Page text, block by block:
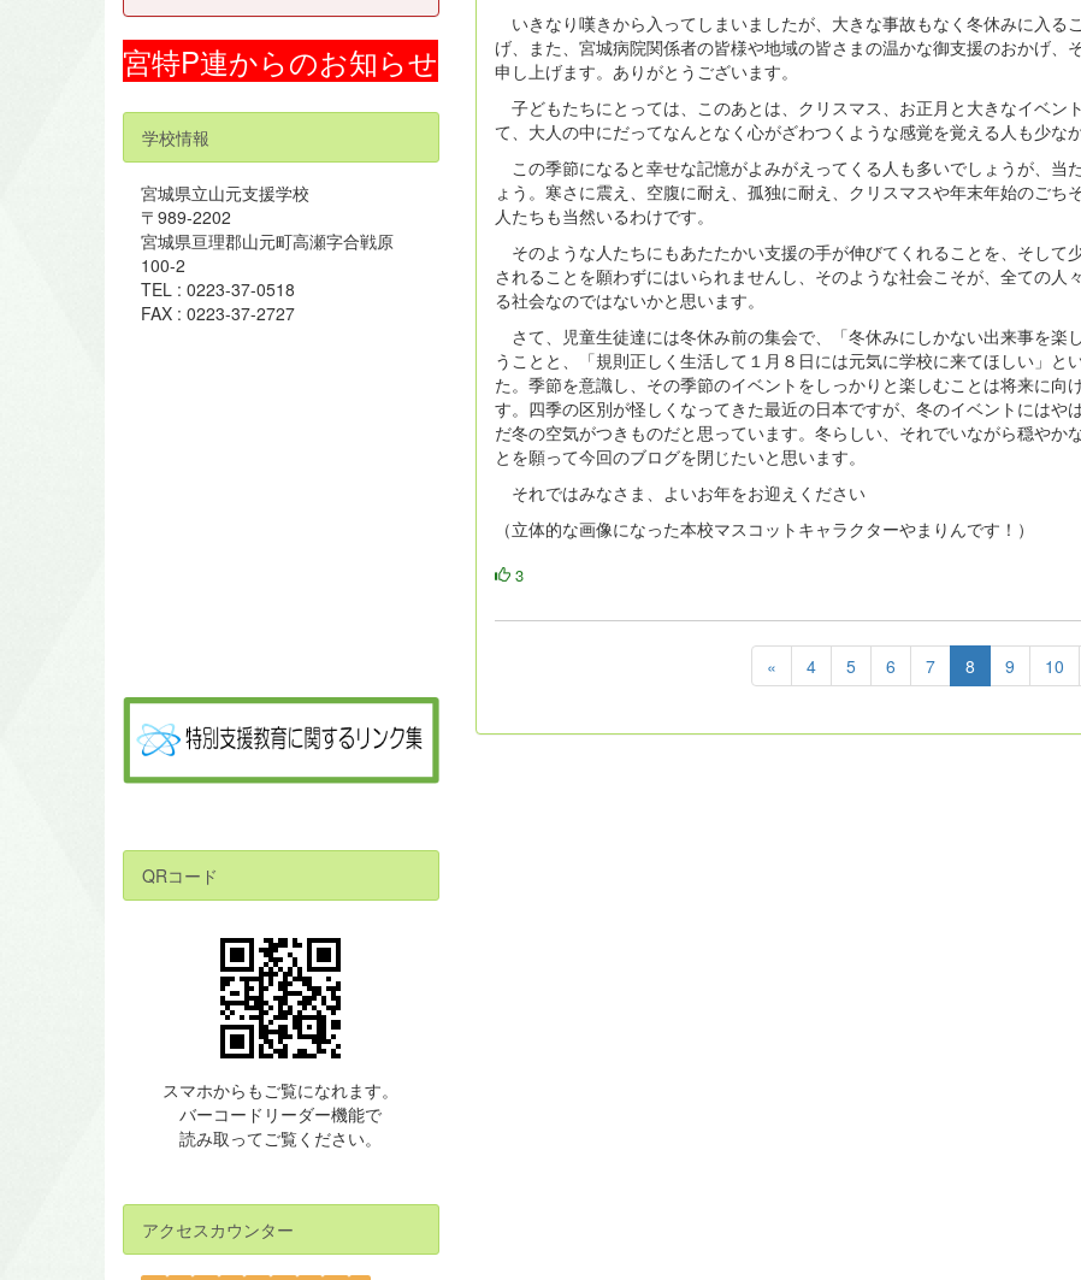
いきなり嘆きから入ってしまいましたが、大きな事故もなく冬休みに入る
げ、また、宮城病院関係者の皆様や地域の皆さまの温かな御支援のおかげ
申し上げます。ありがとうございます。
子どもたちにとっては、このあとは、クリスマス、お正月と大きなイベン
て、大人の中にだってなんとなく心がざわつくような感覚を覚える人も少な
この季節になると幸せな記憶がよみがえってくる人も多いでしょうが、当
ょう。寒さに震え、空腹に耐え、孤独に耐え、クリスマスや年末年始のご
人たちも当然いるわけです。
そのような人たちにもあたたかい支援の手が伸びてくれることを、そして
されることを願わずにはいられませんし、そのような社会こそが、全ての人
る社会なのではないかと思います。
さて、児童生徒達には冬休み前の集会で、「冬休みにしかない出来事を楽
うことと、「規則正しく生活して１月８日には元気に学校に来てほしい」と
た。季節を意識し、その季節のイベントをしっかりと楽しむことは将来に向
す。四季の区別が怪しくなってきた最近の日本ですが、冬のイベントにはや
だ冬の空気がつきものだと思っています。冬らしい、それでいながら穏やか
とを願って今回のブログを閉じたいと思います。
それではみなさま、よいお年をお迎えください
（立体的な画像になった本校マスコットキャラクターやまりんです！）
3
« 4 5 6 7 8 9 10
宮特P連からのお知らせ
学校情報
宮城県立山元支援学校
〒989-2202
宮城県亘理郡山元町高瀬字合戦原
100-2
TEL : 0223-37-0518
FAX : 0223-37-2727
QRコード
スマホからもご覧になれます。
バーコードリーダー機能で
読み取ってご覧ください。
アクセスカウンター